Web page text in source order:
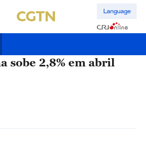
Language
sobe 2,8% em abril